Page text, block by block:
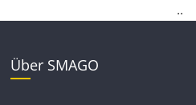
..
Über SMAGO